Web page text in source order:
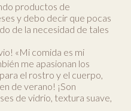
productos de
y debo decir que pocas
de la necesidad de tales
«Mi comida es mi
me apasionan los
el rostro y el cuerpo,
de verano! ¡Son
de vidrio, textura suave,